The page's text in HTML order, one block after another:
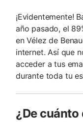
¡Evidentemente!
año pasado, el
en Vélez de
internet. Así que
acceder a tus
durante toda tu
¿De cuánto